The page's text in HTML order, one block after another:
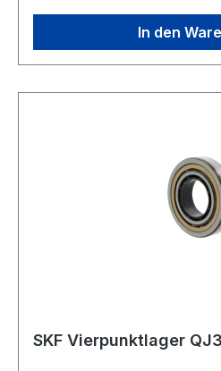
geteilter InnenringIn den